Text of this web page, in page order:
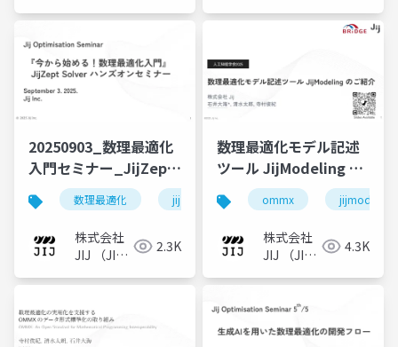
20250903_数理最適化
入門セミナー_JijZept
Solverハンズオン
数理最適化 jijzeptsolver jijzept ソルバー
株式会社
JIJ （JIJ
2.3K
数理最適化モデル記述
ツール JijModeling の
ご紹介ommx jijmodeling
株式会社
JIJ （JIJ
4.3K